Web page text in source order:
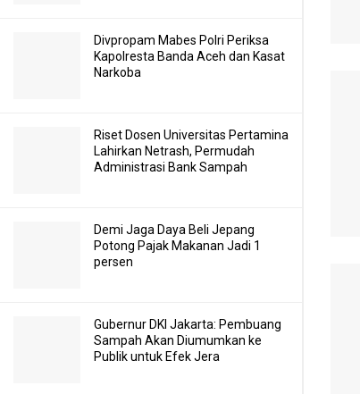
Divpropam Mabes Polri Periksa
Kapolresta Banda Aceh dan Kasat
Narkoba
Riset Dosen Universitas Pertamina
Lahirkan Netrash, Permudah
Administrasi Bank Sampah
Demi Jaga Daya Beli Jepang
Potong Pajak Makanan Jadi 1
persen
Gubernur DKI Jakarta: Pembuang
Sampah Akan Diumumkan ke
Publik untuk Efek Jera